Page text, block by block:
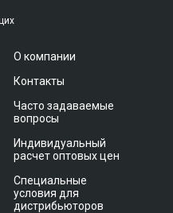
О компании
Контакты
Часто задаваемые
вопросы
Индивидуальный
расчет оптовых цен
Специальные
условия для
дистрибьюторов